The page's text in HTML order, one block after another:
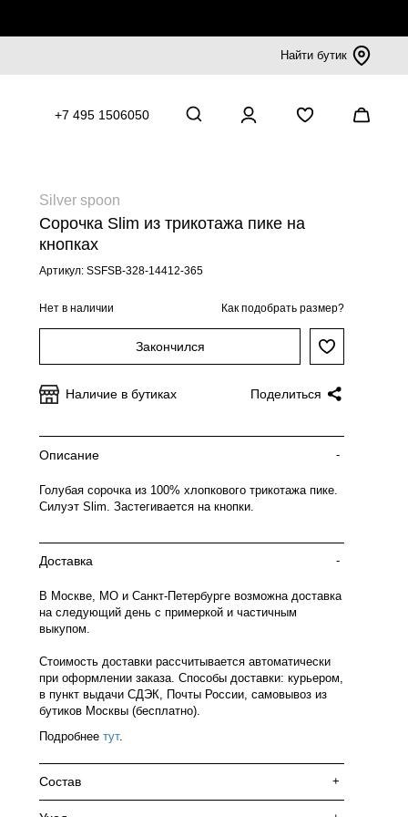
Найти бутик
+7 495 1506050
Silver spoon
Сорочка Slim из трикотажа пике на
кнопках
Артикул: SSFSB-328-14412-365
Нет в наличии Как подобрать размер?
Закончился
Наличие в бутиках Поделиться
Описание -
Голубая сорочка из 100% хлопкового трикотажа пике.
Силуэт Slim. Застегивается на кнопки.
Доставка -
В Москве, МО и Санкт-Петербурге возможна доставка
на следующий день с примеркой и частичным
выкупом.
Стоимость доставки рассчитывается автоматически
при оформлении заказа. Способы доставки: курьером,
в пункт выдачи СДЭК, Почты России, самовывоз из
бутиков Москвы (бесплатно).
Подробнее тут.
Состав +